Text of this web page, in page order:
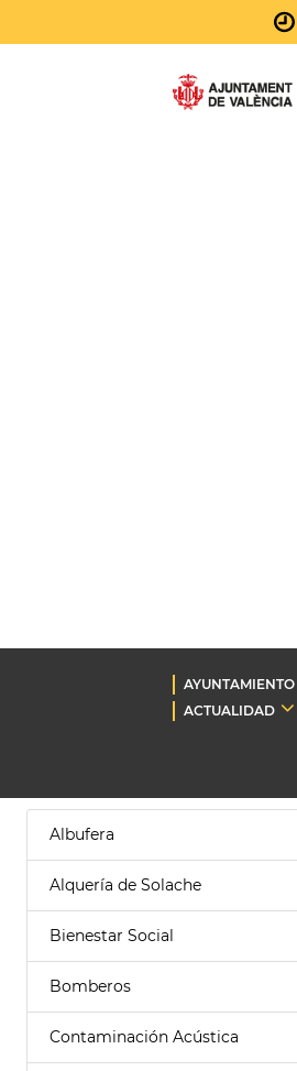
AYUNTAMIENTO
ACTUALIDAD
Albufera
Alquería de Solache
Bienestar Social
Bomberos
Contaminación Acústica